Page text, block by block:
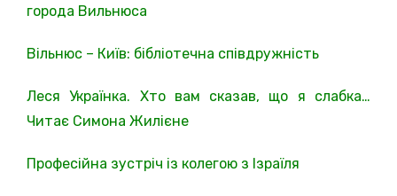
города Вильнюса
Вільнюс – Київ: бібліотечна співдружність
Леся Українка. Хто вам сказав, що я слабка…
Читає Симона Жилієне
Професійна зустріч із колегою з Ізраїля